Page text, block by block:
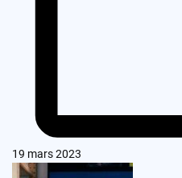
19 mars 2023